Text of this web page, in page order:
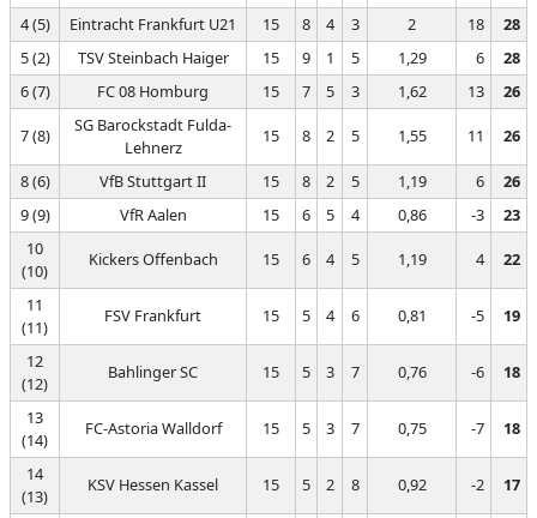
4 (5)
Eintracht Frankfurt U21 15 8 4 3 2 18
28
5 (2)
TSV Steinbach Haiger 15 9 1 5 1,29 6
28
6 (7)
FC 08 Homburg 15 7 5 3 1,62 13 26
7 (8)
SG Barockstadt Fulda-
Lehnerz
15 8 2 5 1,55 11 26
8 (6) VfB Stuttgart II 15 8 2 5 1,19 6
26
9 (9)
VfR Aalen 15 6 5 4 0,86 -3
23
10
(10)
Kickers Offenbach 15 6 4 5 1,19 4 22
11
(11)
FSV Frankfurt 15 5 4 6 0,81 -5 19
12
(12)
Bahlinger SC 15 5 3 7 0,76 -6 18
13
(14)
FC-Astoria Walldorf 15 5 3 7 0,75 -7 18
14
(13)
KSV Hessen Kassel 15 5 2 8 0,92 -2 17